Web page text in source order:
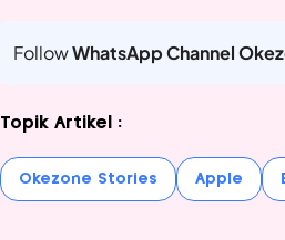
FollowWhatsApp Channel
Topik Artikel :
Okezone Stories Apple